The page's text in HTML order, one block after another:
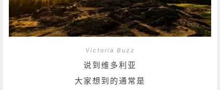
Victoria Buzz
说到维多利亚
大家想到的通常是